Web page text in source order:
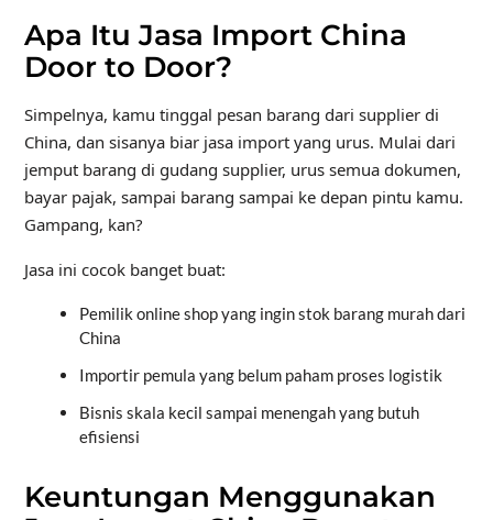
Apa Itu Jasa Import China
Door to Door?
Simpelnya, kamu tinggal pesan barang dari supplier di
China, dan sisanya biar jasa import yang urus. Mulai dari
jemput barang di gudang supplier, urus semua dokumen,
bayar pajak, sampai barang sampai ke depan pintu kamu.
Gampang, kan?
Jasa ini cocok banget buat:
Pemilik online shop yang ingin stok barang murah dari
China
Importir pemula yang belum paham proses logistik
Bisnis skala kecil sampai menengah yang butuh
efisiensi
Keuntungan Menggunakan